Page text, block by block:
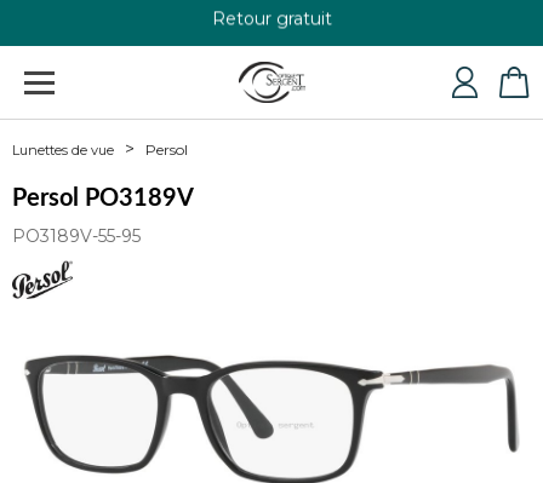
+33 4 79 24 76 84
Lunettes de vue Persol
Persol PO3189V
PO3189V-55-95